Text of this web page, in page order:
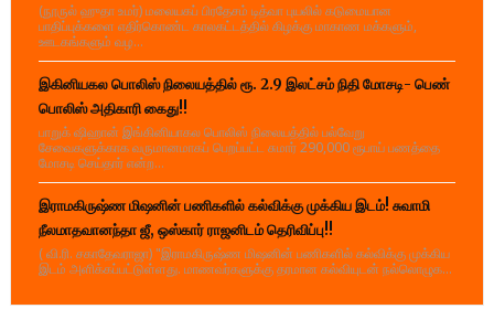
(நூருல் ஹுதா உமர்) மலையகப் பிரதேசம் டித்வா புயலில் கடுமையான
பாதிப்புக்களை எதிர்கொண்ட காலகட்டத்தில் கிழக்கு மாகாண மக்களும்,
ஊடகங்களும் வழ...
இகினியகல பொலிஸ் நிலையத்தில் ரூ. 2.9 இலட்சம் நிதி மோசடி- பெண்
பொலிஸ் அதிகாரி கைது!!
பாறுக் ஷிஹான் இங்கினியாகல பொலிஸ் நிலையத்தில் பல்வேறு
சேவைகளுக்காக வருமானமாகப் பெறப்பட்ட சுமார் 290,000 ரூபாய் பணத்தை
மோசடி செய்தார் என்ற...
இராமகிருஷ்ண மிஷனின் பணிகளில் கல்விக்கு முக்கிய இடம்! சுவாமி
நீலமாதவானந்தா ஜீ, ஒஸ்கார் ராஜனிடம் தெரிவிப்பு!!
( வி.ரி. சகாதேவராஜா) "இராமகிருஷ்ண மிஷனின் பணிகளில் கல்விக்கு முக்கிய
இடம் அளிக்கப்பட்டுள்ளது. மாணவர்களுக்கு தரமான கல்வியுடன் நல்லொழுக...